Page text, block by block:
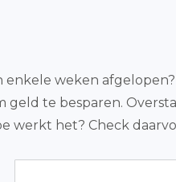
weken
te besparen.
werkt het? Check